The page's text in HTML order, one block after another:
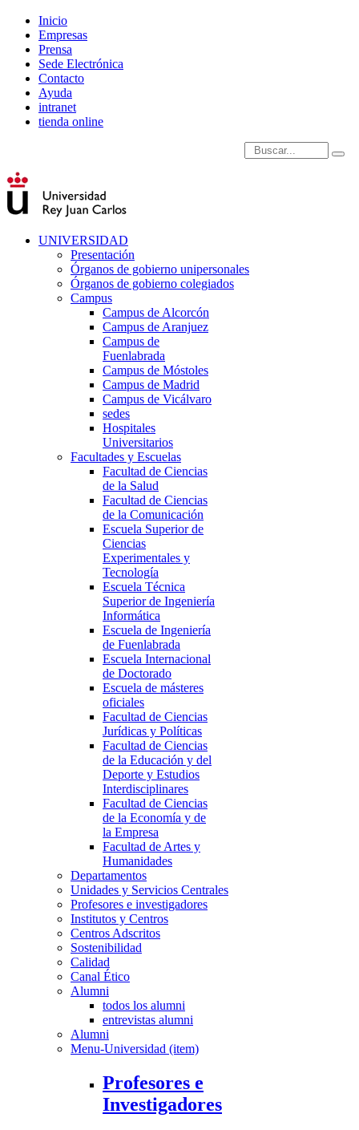
Inicio
Empresas
Prensa
Sede Electrónica
Contacto
Ayuda
intranet
tienda online
Introduce términos de
UNIVERSIDAD
Presentación
Órganos de gobierno unipersonales
Órganos de gobierno colegiados
Campus
Campus de Alcorcón
Campus de Aranjuez
Campus de
Fuenlabrada
Campus de Móstoles
Campus de Madrid
Campus de Vicálvaro
sedes
Hospitales
Universitarios
Facultades y Escuelas
Facultad de Ciencias
de la Salud
Facultad de Ciencias
de la Comunicación
Escuela Superior de
Ciencias
Experimentales y
Tecnología
Escuela Técnica
Superior de Ingeniería
Informática
Escuela de Ingeniería
de Fuenlabrada
Escuela Internacional
de Doctorado
Escuela de másteres
oficiales
Facultad de Ciencias
Jurídicas y Políticas
Facultad de Ciencias
de la Educación y del
Deporte y Estudios
Interdisciplinares
Facultad de Ciencias
de la Economía y de
la Empresa
Facultad de Artes y
Humanidades
Departamentos
Unidades y Servicios Centrales
Profesores e investigadores
Institutos y Centros
Centros Adscritos
Sostenibilidad
Calidad
Canal Ético
Alumni
todos los alumni
entrevistas alumni
Alumni
Menu-Universidad (item)
Profesores e
Investigadores